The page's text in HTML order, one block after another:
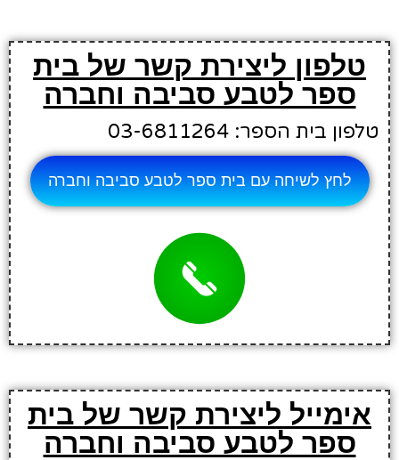
טלפון ליצירת קשר של בית
ספר לטבע סביבה וחברה
טלפון בית הספר: 03-6811264
לחץ לשיחה עם בית ספר לטבע סביבה וחברה
אימייל ליצירת קשר של בית
ספר לטבע סביבה וחברה